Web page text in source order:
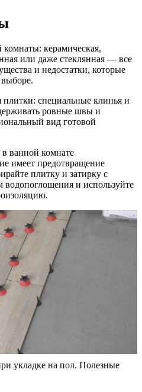
керамическая,
или даже стеклянная — все
и недостатки, которые
специальные клинья и
ровные швы и
вид готовой
ванной комнате
имеет предотвращение
плитку и затирку с
и используйте
укладке на пол. Полезные